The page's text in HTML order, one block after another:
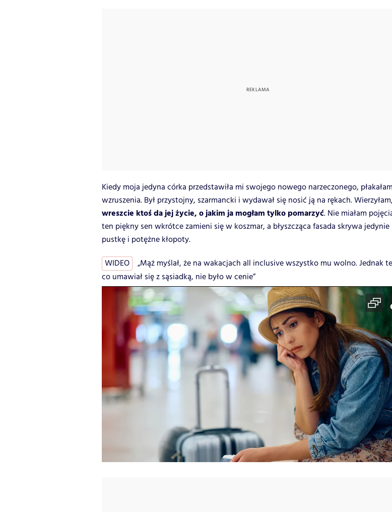
Kiedy moja jedyna córka przedstawiła mi swojego nowego narzeczonego,
wzruszenia. Był przystojny, szarmancki i wydawał się nosić ją na rękach.
wreszcie ktoś da jej życie, o jakim ja mogłam tylko pomarzyć. Nie miałam
ten piękny sen wkrótce zamieni się w koszmar, a błyszcząca fasada skrywa jedynie
pustkę i potężne kłopoty.
WIDEO
„Mąż myślał, że na wakacjach all inclusive wszystko mu wolno. Jednak
co umawiał się z sąsiadką, nie było w cenie”